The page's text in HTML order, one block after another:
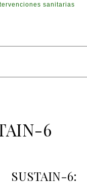
sanitarias
6
6: